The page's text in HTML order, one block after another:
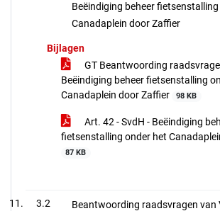
Beëindiging beheer
Canadaplein door Zaffier
Bijlagen
GT Beantwoording
Beëindiging beheer fietsenstalling
Canadaplein door Zaffier
98 KB
Art. 42 - SvdH - Beëindiging
fietsenstalling onder het
87 KB
3.2
Beantwoording raadsvragen van